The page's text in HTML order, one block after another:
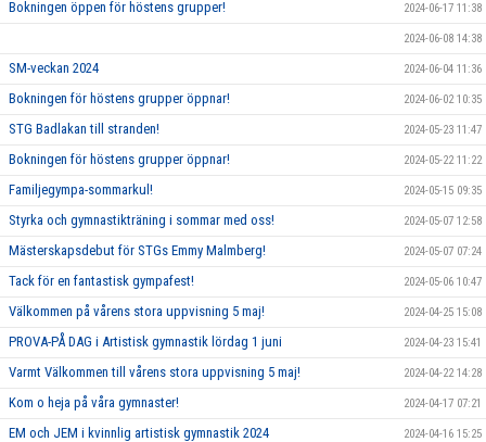
Bokningen öppen för höstens grupper! 2024-06-17 11:38
2024-06-08 14:38
SM-veckan 2024 2024-06-04 11:36
Bokningen för höstens grupper öppnar! 2024-06-02 10:35
STG Badlakan till stranden! 2024-05-23 11:47
Bokningen för höstens grupper öppnar! 2024-05-22 11:22
Familjegympa-sommarkul! 2024-05-15 09:35
Styrka och gymnastikträning i sommar med oss! 2024-05-07 12:58
Mästerskapsdebut för STGs Emmy Malmberg! 2024-05-07 07:24
Tack för en fantastisk gympafest! 2024-05-06 10:47
Välkommen på vårens stora uppvisning 5 maj! 2024-04-25 15:08
PROVA-PÅ DAG i Artistisk gymnastik lördag 1 juni 2024-04-23 15:41
Varmt Välkommen till vårens stora uppvisning 5 maj! 2024-04-22 14:28
Kom o heja på våra gymnaster! 2024-04-17 07:21
EM och JEM i kvinnlig artistisk gymnastik 2024 2024-04-16 15:25